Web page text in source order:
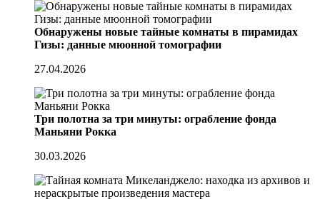
Обнаружены новые тайные комнаты в пирамидах
Гизы: данные мюонной томографии
27.04.2026
Три полотна за три минуты: ограбление фонда
Маньяни Рокка
30.03.2026